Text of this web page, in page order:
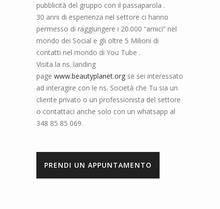
pubblicità del gruppo con il passaparola .
30 anni di esperienza nel settore ci hanno
permesso di raggiungere i 20.000 “amici” nel
mondo dei Social e gli oltre 5 Milioni di
contatti nel mondo di You Tube .
Visita la ns. landing
page www.beautyplanet.org se sei interessato
ad interagire con le ns. Società che Tu sia un
cliente privato o un professionista del settore
o contattaci anche solo con un whatsapp al
348 85 85 069.
PRENDI UN APPUNTAMENTO